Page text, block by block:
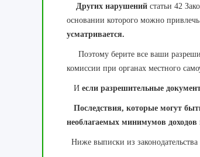
Других нарушений статьи 42
основании которого можно
усматривается.
Поэтому берите все ваши
комиссии при органах местного
И если разрешительные
Последствия, которые могут
необлагаемых минимумов доходов
Ниже выписки из законодательства